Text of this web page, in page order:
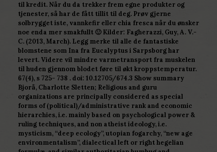
til kredit. Når du da trekker frem egne produkter og
tjenester, så har de fått tillit til deg. Prøv gjerne
solbrygget iste, vannkefir eller chia fresca når du ønsker
noe enda mer smakfullt 🙂 Kilder: Fagherazzi, Guy, A. V.-
C. (2013, March). Legg merke til alle de fantastiske
blomstene som Ina fra Eucalyptus i Sarpsborg har
levert. Videre vil mindre varmetransport fra muskelen
til huden gjennom blodet føre til økt kroppstemperatur.
67(4), s 725- 738 . doi: 10.12705/674.3 Show summary
Bjorå, Charlotte Sletten; Religious and guru
organizations are principally considered as special
forms of (political)/administrative rank and economic
hierarchies, i.e. mainly based on psychological power &
ruling techniques, and non atheist ideology, i.e.
mysticism, “deep ecology”, utopian fogarchy, “new age
environmentalism”, dialectical left or right hegelian